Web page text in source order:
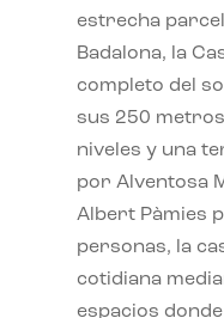
estrecha
Badalona, la
completo del
sus 250
niveles y una
por Alventosa
Albert Pàmies
personas, la
cotidiana
espacios